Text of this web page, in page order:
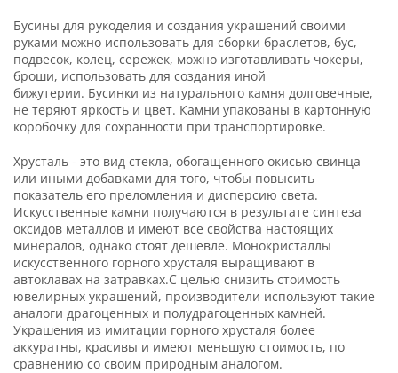
Бусины для рукоделия и создания украшений своими
руками можно использовать для сборки браслетов, бус,
подвесок, колец, сережек, можно изготавливать чокеры,
броши, использовать для создания иной
бижутерии. Бусинки из натурального камня долговечные,
не теряют яркость и цвет. Камни упакованы в картонную
коробочку для сохранности при транспортировке.
Хрусталь - это вид стекла, обогащенного окисью свинца
или иными добавками для того, чтобы повысить
показатель его преломления и дисперсию света.
Искусственные камни получаются в результате синтеза
оксидов металлов и имеют все свойства настоящих
минералов, однако стоят дешевле. Монокристаллы
искусственного горного хрусталя выращивают в
автоклавах на затравках.С целью снизить стоимость
ювелирных украшений, производители используют такие
аналоги драгоценных и полудрагоценных камней.
Украшения из имитации горного хрусталя более
аккуратны, красивы и имеют меньшую стоимость, по
сравнению со своим природным аналогом.